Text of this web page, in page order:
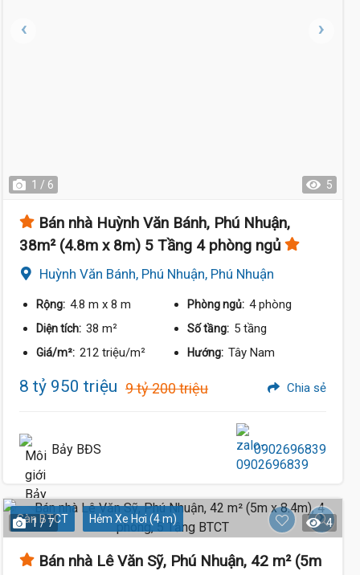
1 / 6 5
Bán nhà Huỳnh Văn Bánh, Phú Nhuận,
38m² (4.8m x 8m) 5 Tầng 4 phòng ngủ
Huỳnh Văn Bánh, Phú Nhuận, Phú Nhuận
Rộng: 4.8 m x 8 m Phòng ngủ: 4 phòng
Diện tích: 38 m² Số tầng: 5 tầng
Giá/m²: 212 triệu/m² Hướng: Tây Nam
8 tỷ 950 triệu 9 tỷ 200 triệu Chia sẻ
Bảy BĐS 0902696839
Sàn BTCT Hẻm Xe Hơi (4 m)
1 / 7 4
Bán nhà Lê Văn Sỹ, Phú Nhuận, 42 m² (5m